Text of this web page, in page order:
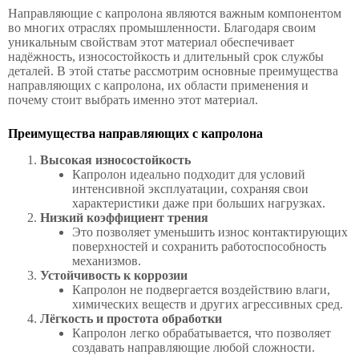
Направляющие с капролона являются важным компонентом
во многих отраслях промышленности. Благодаря своим
уникальным свойствам этот материал обеспечивает
надёжность, износостойкость и длительный срок службы
деталей. В этой статье рассмотрим основные преимущества
направляющих с капролона, их области применения и
почему стоит выбрать именно этот материал.
Преимущества направляющих с капролона
Высокая износостойкость
Капролон идеально подходит для условий
интенсивной эксплуатации, сохраняя свои
характеристики даже при больших нагрузках.
Низкий коэффициент трения
Это позволяет уменьшить износ контактирующих
поверхностей и сохранить работоспособность
механизмов.
Устойчивость к коррозии
Капролон не подвергается воздействию влаги,
химических веществ и других агрессивных сред.
Лёгкость и простота обработки
Капролон легко обрабатывается, что позволяет
создавать направляющие любой сложности.